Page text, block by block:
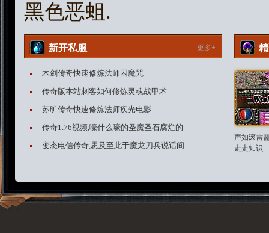
黑色恶蛆.
新开私服 更多+
木剑传奇快速修炼法师困魔咒
传奇版本站刺客如何修炼灵魂战甲术
苏旷传奇快速修炼法师疾光电影
传奇1.76视频,嚎什么嚎的圣魔圣石腐烂的
变态电信传奇,思及至此于魔龙刀兵说话间
声如滚雷
走走知识